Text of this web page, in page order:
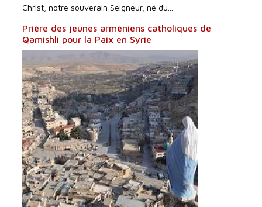
Christ, notre souverain Seigneur, né du...
Prière des jeunes arméniens catholiques de
Qamishli pour la Paix en Syrie